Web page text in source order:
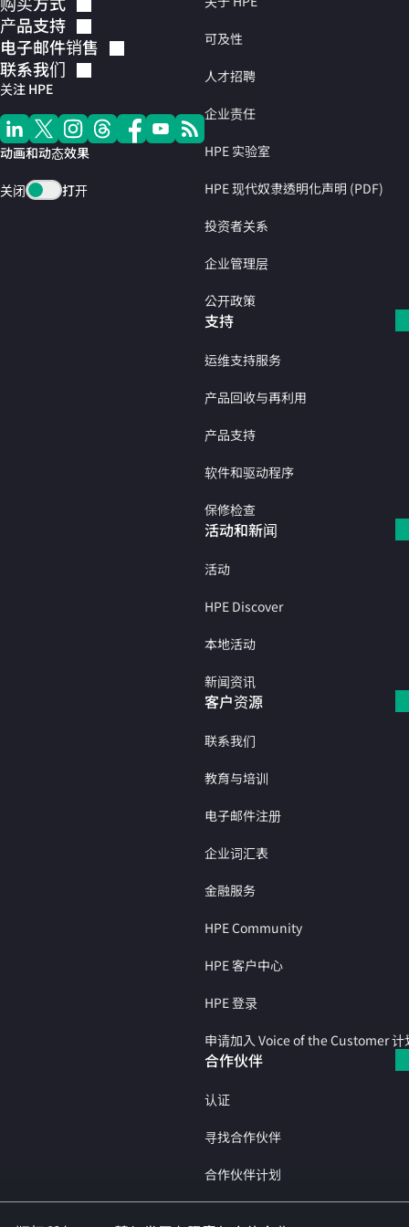
产品支持
电子邮件销售
联系我们
关注 HPE
动画和动态效果
关闭 打开
可及性
人才招聘
企业责任
HPE 实验室
HPE 现代奴隶透明化声明 (PDF)
投资者关系
企业管理层
公开政策
支持
运维支持服务
产品回收与再利用
产品支持
软件和驱动程序
保修检查
活动和新闻
活动
HPE Discover
本地活动
新闻资讯
客户资源
联系我们
教育与培训
电子邮件注册
企业词汇表
金融服务
HPE Community
HPE 客户中心
HPE 登录
申请加入 Voice of the Customer 计
合作伙伴
认证
寻找合作伙伴
合作伙伴计划